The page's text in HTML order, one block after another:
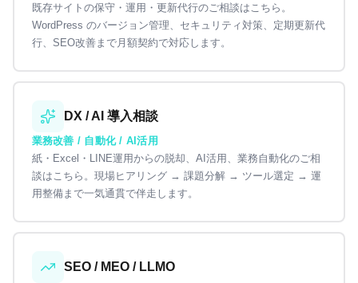
既存サイトの保守・運用・更新代行のご相談はこちら。
WordPress のバージョン管理、セキュリティ対策、定期更新代
行、SEO改善まで月額契約で対応します。
DX / AI 導入相談
業務改善 / 自動化 / AI活用
紙・Excel・LINE運用からの脱却、AI活用、業務自動化のご相
談はこちら。現場ヒアリング → 課題分解 → ツール選定 → 運
用整備まで一気通貫で伴走します。
SEO / MEO / LLMO